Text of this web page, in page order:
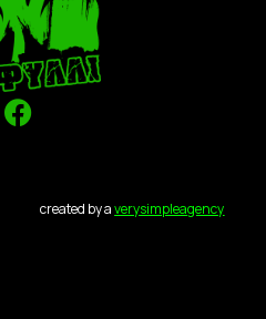
created by averysimpleagency